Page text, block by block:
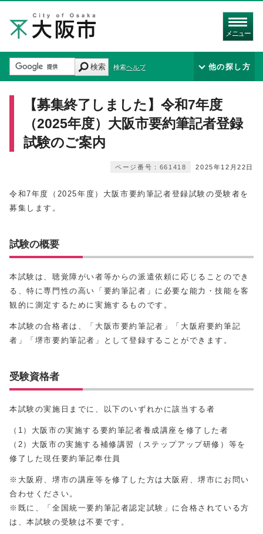
メニュー
検索 検索ヘルプ 他の探し方
【募集終了しました】令和7年度
（2025年度）大阪市要約筆記者登録
試験のご案内
2025年12月22日
ページ番号：661418
令和7年度（2025年度）大阪市要約筆記者登録試験の受験者を
募集します。
試験の概要
本試験は、聴覚障がい者等からの派遣依頼に応じることのでき
る、特に専門性の高い「要約筆記者」に必要な能力・技能を客
観的に測定するために実施するものです。
本試験の合格者は、「大阪市要約筆記者」「大阪府要約筆記
者」「堺市要約筆記者」として登録することができます。
受験資格者
本試験の実施日までに、以下のいずれかに該当する者
（1）大阪市の実施する要約筆記者養成講座を修了した者
（2）大阪市の実施する補修講習（ステップアップ研修）等を
修了した現任要約筆記奉仕員
※大阪府、堺市の講座等を修了した方は大阪府、堺市にお問い
合わせください。
※既に、「全国統一要約筆記者認定試験」に合格されている方
は、本試験の受験は不要です。